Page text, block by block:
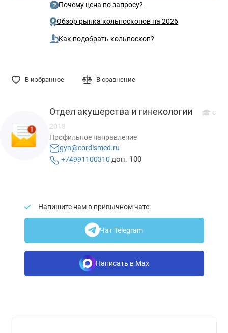
Почему цена по запросу?
Обзор рынка кольпоскопов на 2026
Как подобрать кольпоскоп?
В избранное В сравнение
Отдел акушерства и гинекологии
с
2018
Профильное направление
gyn@cordismed.ru
+74991100310 доп. 100
Напишите нам в привычном чате:
Чат Telegram
Написать в Max